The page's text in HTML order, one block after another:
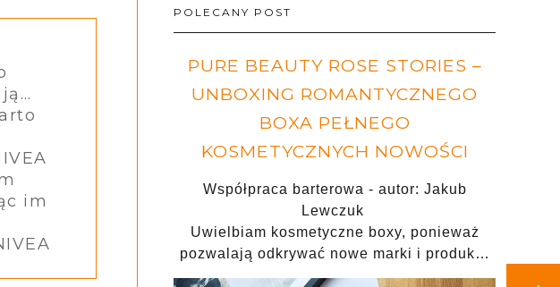
im
POLECANY POST
PURE BEAUTY ROSE STORIES –
UNBOXING ROMANTYCZNEGO
BOXA PEŁNEGO
KOSMETYCZNYCH NOWOŚCI
Współpraca barterowa - autor: Jakub
Lewczuk
Uwielbiam kosmetyczne boxy, ponieważ
pozwalają odkrywać nowe marki i produk…